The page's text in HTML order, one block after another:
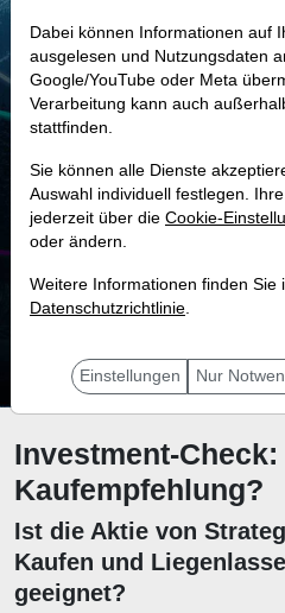
Marktkapitalisierung
Unternehmenswert
MONKEY-
13.1
Mit 13.1 % Wahrscheinlichkeit wird
Investment-Check:
Kaufempfehlung?
Ist die Aktie von
Kaufen und
geeignet?
Dabei können Informationen auf
ausgelesen und Nutzungsdaten
Google/YouTube oder Meta
Verarbeitung kann auch
stattfinden.
Sie können alle Dienste
Auswahl individuell festlegen.
jederzeit über die Cookie-
oder ändern.
Weitere Informationen finden Sie
Datenschutzrichtlinie.
Einstellungen Nur